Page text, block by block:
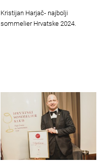
Kristijan Harjač- najbolji
sommelier Hrvatske 2024.